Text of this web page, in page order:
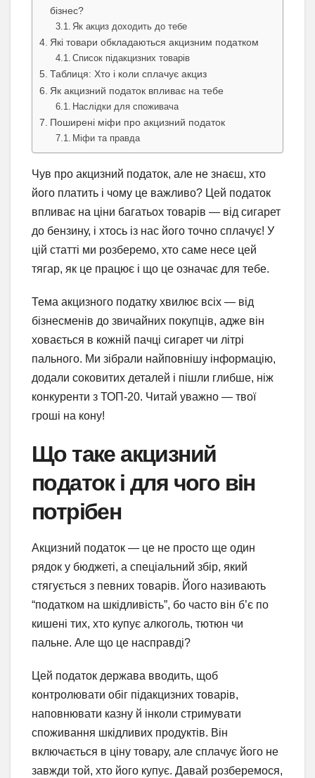
бізнес?
Як акциз доходить до тебе
Які товари обкладаються акцизним податком
Список підакцизних товарів
Таблиця: Хто і коли сплачує акциз
Як акцизний податок впливає на тебе
Наслідки для споживача
Поширені міфи про акцизний податок
Міфи та правда
Чув про акцизний податок, але не знаєш, хто
його платить і чому це важливо? Цей податок
впливає на ціни багатьох товарів — від сигарет
до бензину, і хтось із нас його точно сплачує! У
цій статті ми розберемо, хто саме несе цей
тягар, як це працює і що це означає для тебе.
Тема акцизного податку хвилює всіх — від
бізнесменів до звичайних покупців, адже він
ховається в кожній пачці сигарет чи літрі
пального. Ми зібрали найповнішу інформацію,
додали соковитих деталей і пішли глибше, ніж
конкуренти з ТОП-20. Читай уважно — твої
гроші на кону!
Що таке акцизний
податок і для чого він
потрібен
Акцизний податок — це не просто ще один
рядок у бюджеті, а спеціальний збір, який
стягується з певних товарів. Його називають
“податком на шкідливість”, бо часто він б’є по
кишені тих, хто купує алкоголь, тютюн чи
пальне. Але що це насправді?
Цей податок держава вводить, щоб
контролювати обіг підакцизних товарів,
наповнювати казну й інколи стримувати
споживання шкідливих продуктів. Він
включається в ціну товару, але сплачує його не
завжди той, хто його купує. Давай розберемося,